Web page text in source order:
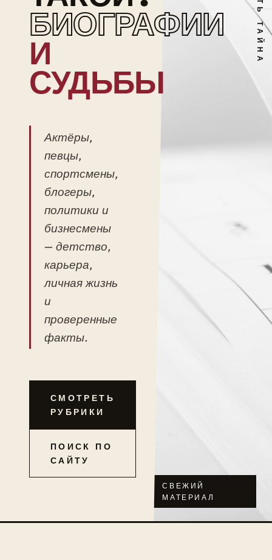
БИОГРАФИИ
И
СУДЬБЫ
Актёры,
певцы,
спортсмены,
блогеры,
политики и
бизнесмены
— детство,
карьера,
личная жизнь
и
проверенные
факты.
СМОТРЕТЬ
РУБРИКИ
ПОИСК ПО
САЙТУ
СВЕЖИЙ
МАТЕРИАЛ